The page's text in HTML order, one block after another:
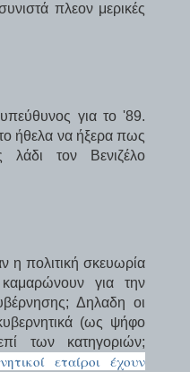
πλεον μερικές
για το '89.
ήθελα να ήξερα πως
λάδι τον Βενιζέλο
η πολιτική σκευωρία
για την
Δηλαδη οι
(ως ψήφο
των κατηγοριών;
εταίροι έχουν